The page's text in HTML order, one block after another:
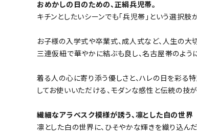
おめかしの日のための、正絹兵児帯。
キチンとしたいシーンでも「兵児帯」という選択肢
お子様の入学式や卒業式、成人式など、人生の大
三連仮紐で華やかに結ぶも良し、名古屋帯のよう
着る人の心に寄り添う優しさと、ハレの日を彩る
してお使いいただける、モダンな感性と伝統の技
繊細なアラベスク模様が誘う、凛とした白の世界
凛とした白の世界に、ひそやかな輝きを織り込